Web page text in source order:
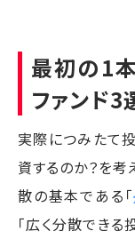
最初の1本
ファンド3
実際につみたて
資するのか？を考
散の基本である「
「広く分散でき